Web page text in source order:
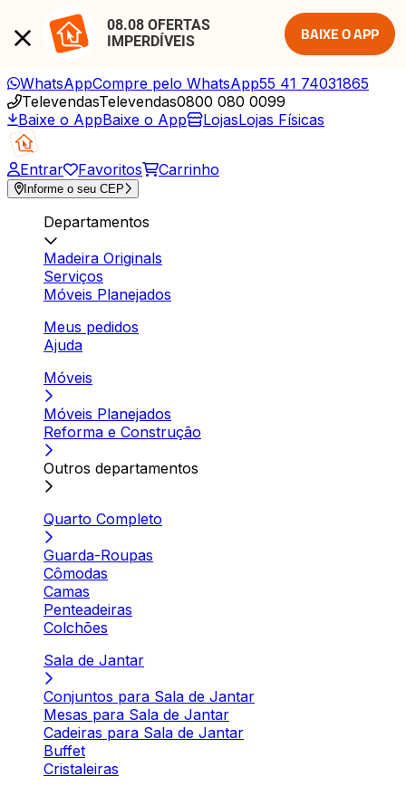
08.08 OFERTAS
IMPERDÍVEIS
BAIXE O APP
WhatsAppCompre pelo WhatsApp55 41 74031865
TelevendasTelevendas0800 080 0099
Baixe o AppBaixe o App LojasLojas Físicas
Entrar Favoritos Carrinho
Informe o seu CEP
Departamentos
Madeira Originals
Serviços
Móveis Planejados
Meus pedidos
Ajuda
Móveis
Móveis Planejados
Reforma e Construção
Outros departamentos
Quarto Completo
Guarda-Roupas
Cômodas
Camas
Penteadeiras
Colchões
Sala de Jantar
Conjuntos para Sala de Jantar
Mesas para Sala de Jantar
Cadeiras para Sala de Jantar
Buffet
Cristaleiras